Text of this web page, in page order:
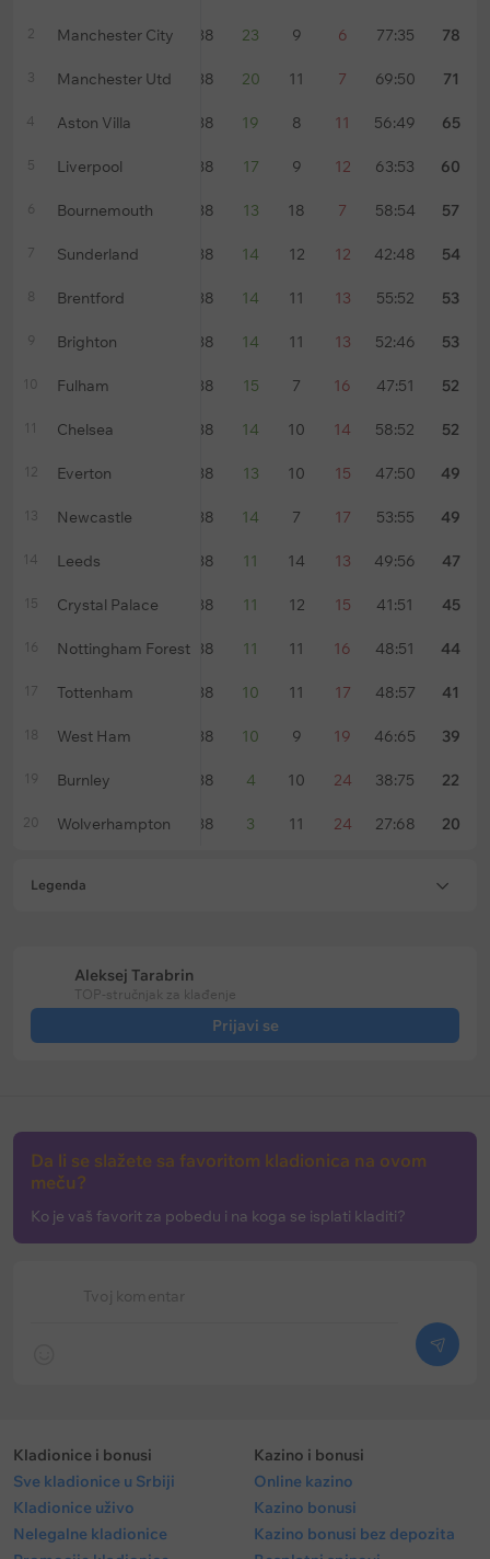
2 Manchester City 38 23 9 6 77:35 78
3 Manchester Utd 38 20 11 7 69:50 71
4 Aston Villa 38 19 8 11 56:49 65
5 Liverpool 38 17 9 12 63:53 60
6 Bournemouth 38 13 18 7 58:54 57
7 Sunderland 38 14 12 12 42:48 54
8 Brentford 38 14 11 13 55:52 53
9 Brighton 38 14 11 13 52:46 53
10 Fulham 38 15 7 16 47:51 52
11 Chelsea 38 14 10 14 58:52 52
12 Everton 38 13 10 15 47:50 49
13 Newcastle 38 14 7 17 53:55 49
14 Leeds 38 11 14 13 49:56 47
15 Crystal Palace 38 11 12 15 41:51 45
16 Nottingham Forest 38 11 11 16 48:51 44
17 Tottenham 38 10 11 17 48:57 41
18 West Ham 38 10 9 19 46:65 39
19 Burnley 38 4 10 24 38:75 22
20 Wolverhampton 38 3 11 24 27:68 20
Legenda
Aleksej Tarabrin
TOP-stručnjak za klađenje
Prijavi se
Tvoj komentar
Da li se slažete sa favoritom kladionica na ovom
meču?
Ko je vaš favorit za pobedu i na koga se isplati kladiti?
Kladionice i bonusi
Sve kladionice u Srbiji
Kladionice uživo
Nelegalne kladionice
Kazino i bonusi
Online kazino
Kazino bonusi
Kazino bonusi bez depozita